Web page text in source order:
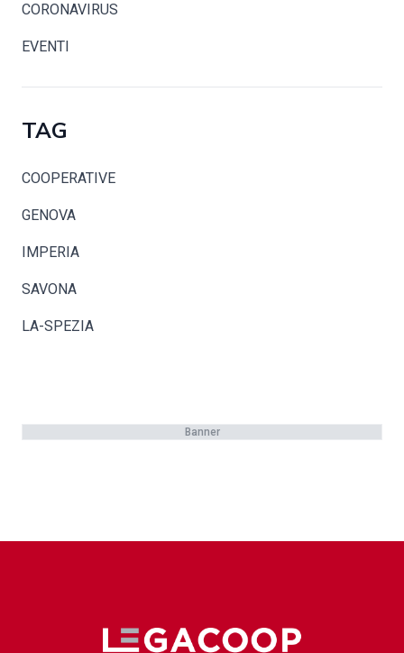
CORONAVIRUS
EVENTI
TAG
COOPERATIVE
GENOVA
IMPERIA
SAVONA
LA-SPEZIA
Banner